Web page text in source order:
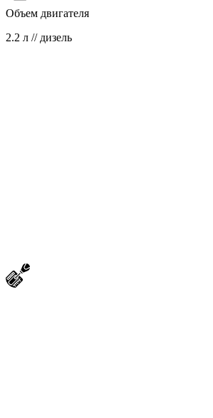
Объем двигателя
2.2 л // дизель